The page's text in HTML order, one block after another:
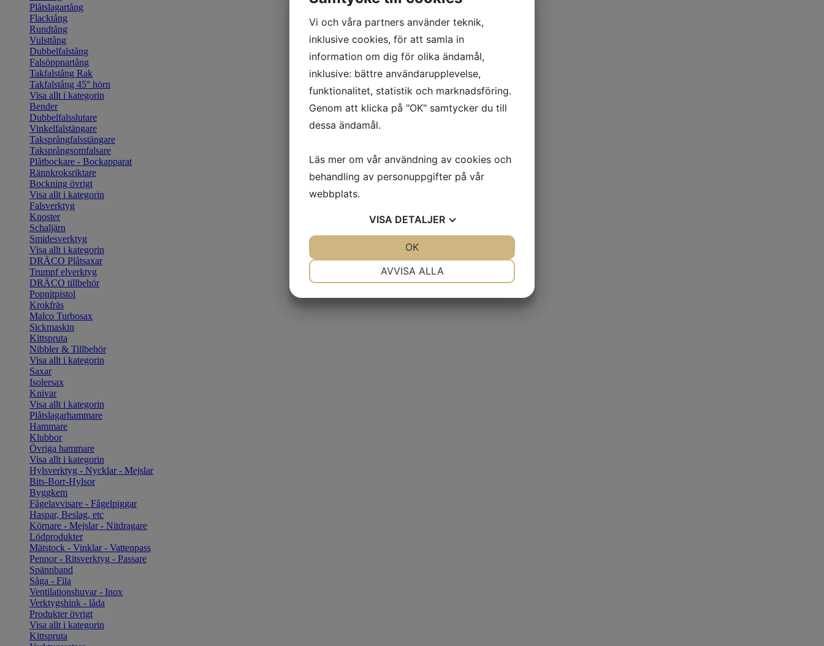
Plåtslagartång
Flacktång
Rundtång
Vulsttång
Dubbelfalstång
Falsöppnartång
Takfalstång Rak
Takfalstång 45° hörn
Visa allt i kategorin
Bender
Dubbelfalsslutare
Vinkelfalstängare
Taksprångfalsstängare
Taksprångsomfalsare
Plåtbockare - Bockapparat
Rännkroksriktare
Bockning övrigt
Visa allt i kategorin
Falsverktyg
Knoster
Schaljärn
Smidesverktyg
Visa allt i kategorin
DRÄCO Plåtsaxar
Trumpf elverktyg
DRÄCO tillbehör
Popnitpistol
Krokfräs
Malco Turbosax
Sickmaskin
Kittspruta
Nibbler & Tillbehör
Visa allt i kategorin
Saxar
Isolersax
Knivar
Visa allt i kategorin
Plåtslagarhammare
Hammare
Klubbor
Övriga hammare
Visa allt i kategorin
Hylsverktyg - Nycklar - Mejslar
Bits-Borr-Hylsor
Byggkem
Fågelavvisare - Fågelpiggar
Haspar, Beslag, etc
Körnare - Mejslar - Nitdragare
Lödprodukter
Mätstock - Vinklar - Vattenpass
Pennor - Ritsverktyg - Passare
Spännband
Såga - Fila
Ventilationshuvar - Inox
Verktygshink - låda
Produkter övrigt
Visa allt i kategorin
Kittspruta
Vi och våra partners använder teknik,
inklusive cookies, för att samla in
information om dig för olika ändamål,
inklusive: bättre användarupplevelse,
funktionalitet, statistik och marknadsföring.
Genom att klicka på "OK" samtycker du till
dessa ändamål.
Läs mer om vår användning av cookies och
behandling av personuppgifter på vår
webbplats.
VISA DETALJER
AVVISA ALLA
OK